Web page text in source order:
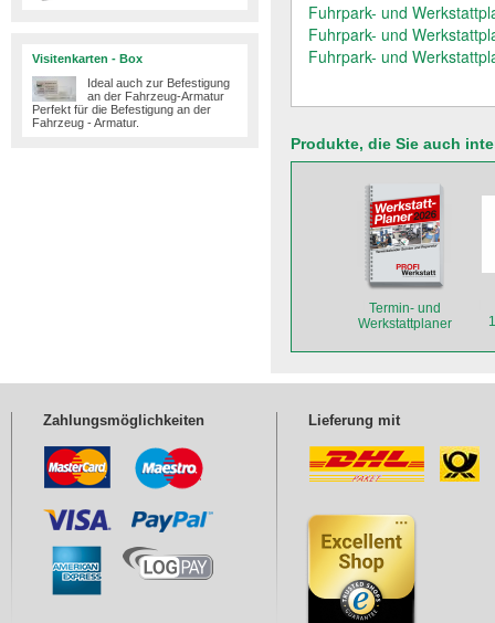
Visitenkarten - Box
Ideal auch zur Befestigung
an der Fahrzeug-Armatur
Perfekt für die Befestigung an der
Fahrzeug - Armatur.​
Fuhrpark- und
Fuhrpark- und
Fuhrpark- und
Produkte, die Sie auch
Termin- und
Werkstattplaner
Zahlungsmöglichkeiten Lieferung mit